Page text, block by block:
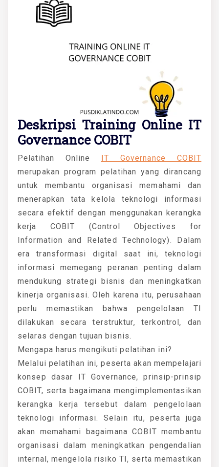
Deskripsi Training Online IT
Governance COBIT
Pelatihan Online IT Governance COBIT
merupakan program pelatihan yang dirancang
untuk membantu organisasi memahami dan
menerapkan tata kelola teknologi informasi
secara efektif dengan menggunakan kerangka
kerja COBIT (Control Objectives for
Information and Related Technology). Dalam
era transformasi digital saat ini, teknologi
informasi memegang peranan penting dalam
mendukung strategi bisnis dan meningkatkan
kinerja organisasi. Oleh karena itu, perusahaan
perlu memastikan bahwa pengelolaan TI
dilakukan secara terstruktur, terkontrol, dan
selaras dengan tujuan bisnis.
Mengapa harus mengikuti pelatihan ini?
Melalui pelatihan ini, peserta akan mempelajari
konsep dasar IT Governance, prinsip-prinsip
COBIT, serta bagaimana mengimplementasikan
kerangka kerja tersebut dalam pengelolaan
teknologi informasi. Selain itu, peserta juga
akan memahami bagaimana COBIT membantu
organisasi dalam meningkatkan pengendalian
internal, mengelola risiko TI, serta memastikan